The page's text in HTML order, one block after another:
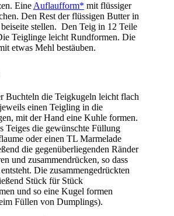
Eine Auflaufform* mit flüssiger
Den Rest der flüssigen Butter in
beiseite stellen. Den Teig in 12 Teile
Teiglinge leicht Rundformen. Die
etwas Mehl bestäuben.
Buchteln die Teigkugeln leicht flach
einen Teigling in die
mit der Hand eine Kuhle formen.
Teiges die gewünschte Füllung
oder einen TL Marmelade
die gegenüberliegenden Ränder
und zusammendrücken, so dass
Die zusammengedrückten
Stück für Stück
und so eine Kugel formen
Füllen von Dumplings).